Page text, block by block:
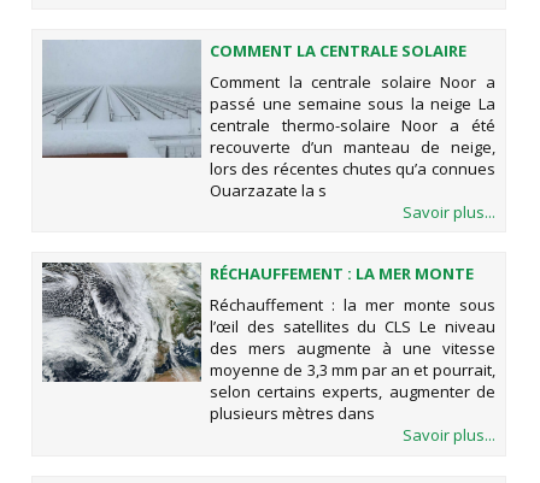
COMMENT LA CENTRALE SOLAIRE
NOOR A PASSÉ UNE SEMAINE SOUS
LA NEIGE
Comment la centrale solaire Noor a
passé une semaine sous la neige La
centrale thermo-solaire Noor a été
recouverte d’un manteau de neige,
lors des récentes chutes qu’a connues
Ouarzazate la s
Savoir plus...
RÉCHAUFFEMENT : LA MER MONTE
SOUS L’ŒIL DES SATELLITES DU CLS
Réchauffement : la mer monte sous
l’œil des satellites du CLS Le niveau
des mers augmente à une vitesse
moyenne de 3,3 mm par an et pourrait,
selon certains experts, augmenter de
plusieurs mètres dans
Savoir plus...